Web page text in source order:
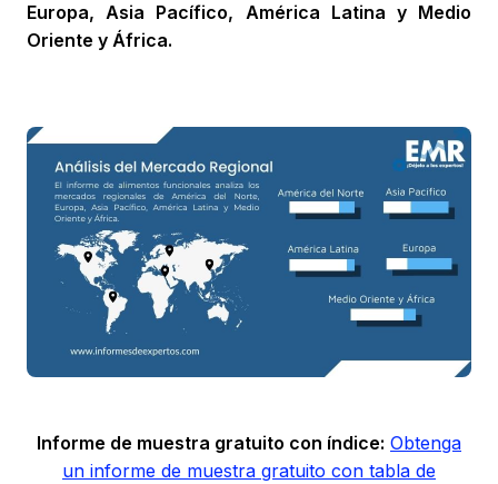
Europa, Asia Pacífico, América Latina y Medio
Oriente y África.
Informe de muestra gratuito con índice: Obtenga
un informe de muestra gratuito con tabla de